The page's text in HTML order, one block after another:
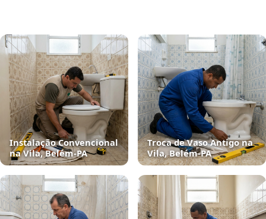
Instalação Convencional
na Vila, Belém‑PA
Troca de Vaso Antigo na
Vila, Belém‑PA